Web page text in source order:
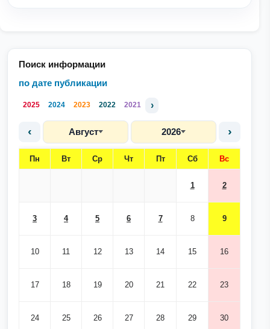
Поиск информации
по дате публикации
2025 2024 2023 2022 2021 ›
‹ Август 2026 ›
Пн Вт Ср Чт Пт Сб Вс
1 2
3 4 5 6 7 8 9
10 11 12 13 14 15 16
17 18 19 20 21 22 23
24 25 26 27 28 29 30